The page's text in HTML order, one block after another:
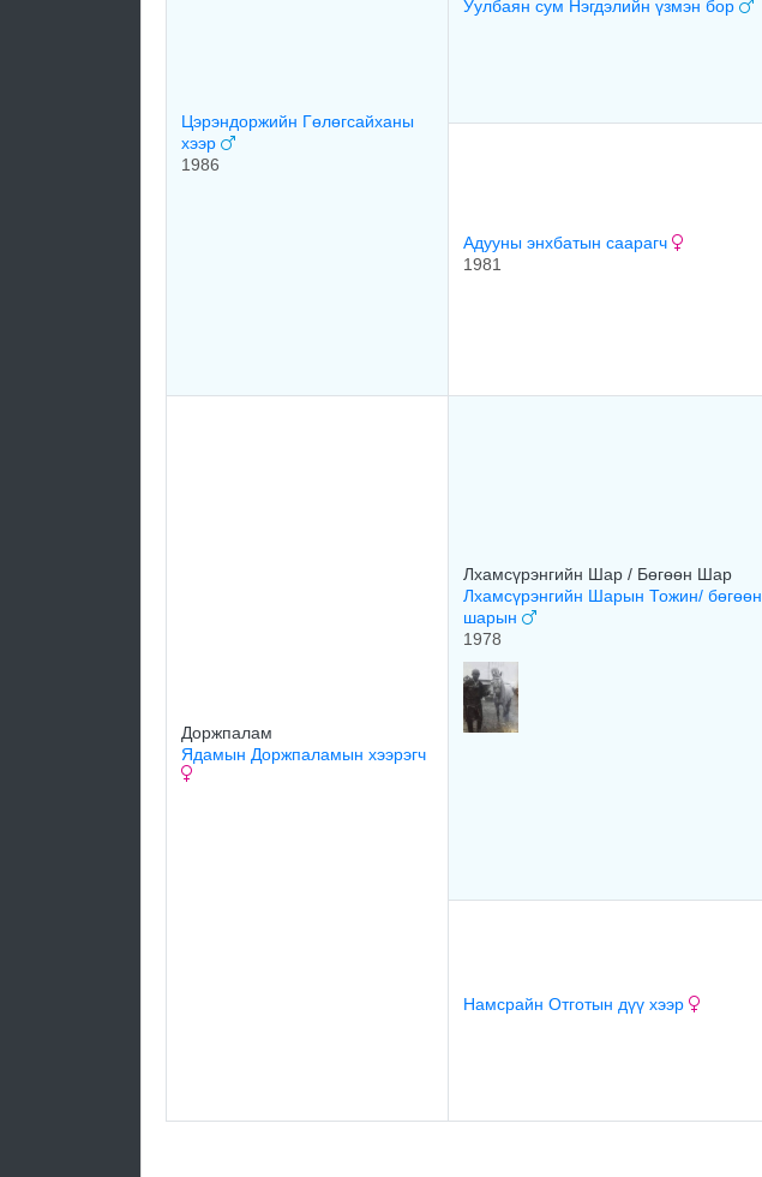
Цэрэндоржийн Гөлөгсайханы
хээр
1986
Уулбаян сум Нэгдэлийн үзмэн бор
Адууны энхбатын саарагч
1981
Доржпалам
Ядамын Доржпаламын хээрэгч
Лхамсүрэнгийн Шар / Бөгөөн Шар
Лхамсүрэнгийн Шарын Тожин/ бөгөөн
шарын
1978
Намсрайн Отготын дүү хээр